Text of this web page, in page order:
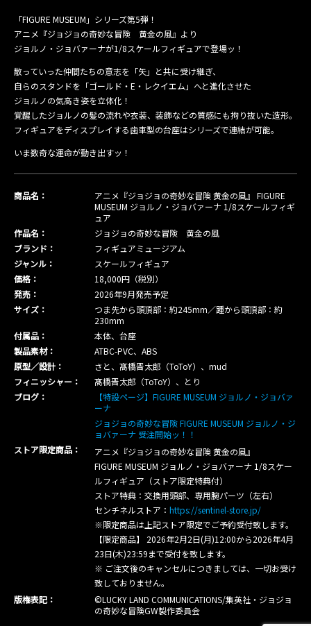
「FIGURE MUSEUM」シリーズ第5弾！
アニメ『ジョジョの奇妙な冒険 黄金の風』より
ジョルノ・ジョバァーナが1/8スケールフィギュアで登場ッ！
散っていった仲間たちの意志を「矢」と共に受け継ぎ、
自らのスタンドを「ゴールド・E・レクイエム」へと進化させた
ジョルノの気高き姿を立体化！
覚醒したジョルノの髪の流れや衣装、装飾などの質感にも拘り抜いた造形。
フィギュアをディスプレイする歯車型の台座はシリーズで連結が可能。
いま数奇な運命が動き出すッ！
商品名：
アニメ『ジョジョの奇妙な冒険 黄金の風』 FIGURE
MUSEUM ジョルノ・ジョバァーナ 1/8スケールフィギ
ュア
作品名：
ジョジョの奇妙な冒険 黄金の風
ブランド：
フィギュアミュージアム
ジャンル：
スケールフィギュア
価格：
18,000円（税別）
発売：
2026年9月発売予定
サイズ：
つま先から頭頂部：約245mm／踵から頭頂部：約
230mm
付属品：
本体、台座
製品素材：
ATBC-PVC、ABS
原型／設計：
さと、髙橋晋太郎（ToToY）、mud
フィニッシャー：
髙橋晋太郎（ToToY）、とり
ブログ：
【特設ページ】FIGURE MUSEUM ジョルノ・ジョバァ
ーナ
ジョジョの奇妙な冒険 FIGURE MUSEUM ジョルノ・ジ
ョバァーナ 受注開始ッ！！
ストア限定商品：
アニメ『ジョジョの奇妙な冒険 黄金の風』
FIGURE MUSEUM ジョルノ・ジョバァーナ 1/8スケー
ルフィギュア（ストア限定特典付）
ストア特典：交換用頭部、専用腕パーツ（左右）
センチネルストア： https://sentinel-store.jp/
※限定商品は上記ストア限定でご予約受付致します。
【限定商品】 2026年2月2日(月)12:00から2026年4月
23日(木)23:59まで受付を致します。
※ ご注文後のキャンセルにつきましては、一切お受け
致しておりません。
版権表記：
©LUCKY LAND COMMUNICATIONS/集英社・ジョジョ
の奇妙な冒険GW製作委員会